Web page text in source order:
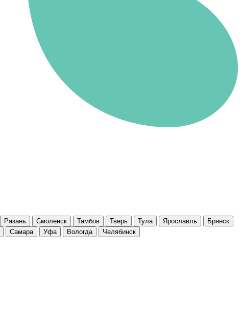
Рязань Смоленск Тамбов Тверь Тула Ярославль
Брянск
Самара Уфа Вологда Челябинск